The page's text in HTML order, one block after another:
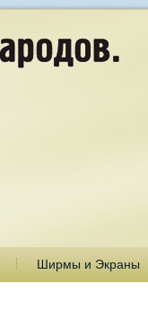
Ширмы и Экраны